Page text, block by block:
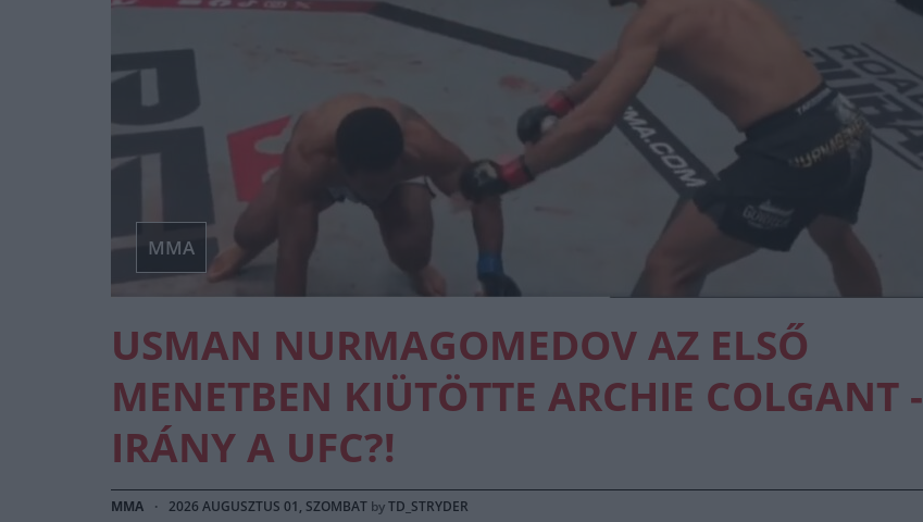
MMA
USMAN NURMAGOMEDOV AZ ELSŐ
MENETBEN KIÜTÖTTE ARCHIE COLGANT -
IRÁNY A UFC?!
MMA · 2026 AUGUSZTUS 01, SZOMBAT byTD_STRYDER